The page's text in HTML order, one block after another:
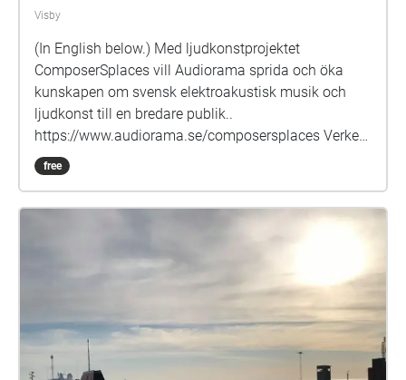
Visby
(In English below.) Med ljudkonstprojektet
ComposerSplaces vill Audiorama sprida och öka
kunskapen om svensk elektroakustisk musik och
ljudkonst till en bredare publik..
https://www.audiorama.se/composersplaces Verket
Oxygen Harddrive Ouvertyr är komponerat på IDKA i
Gävle och uruppfördes 2006 på Vågformfestivalen i
harddrive into outer space. Its free and happy flying
around, searching for the oxygen-star! You can hear
in the end that the harddrive became one with this
tonsättare och ljudkonstnär, uppvuxen i Jämtland,
med rötter på Gotland, som ofta kombinerar ljud och
ljus i en kreativ symbios, där även egenkonstruerade
instrument har ett viktigt utrymme. Hittar gärna nya
free